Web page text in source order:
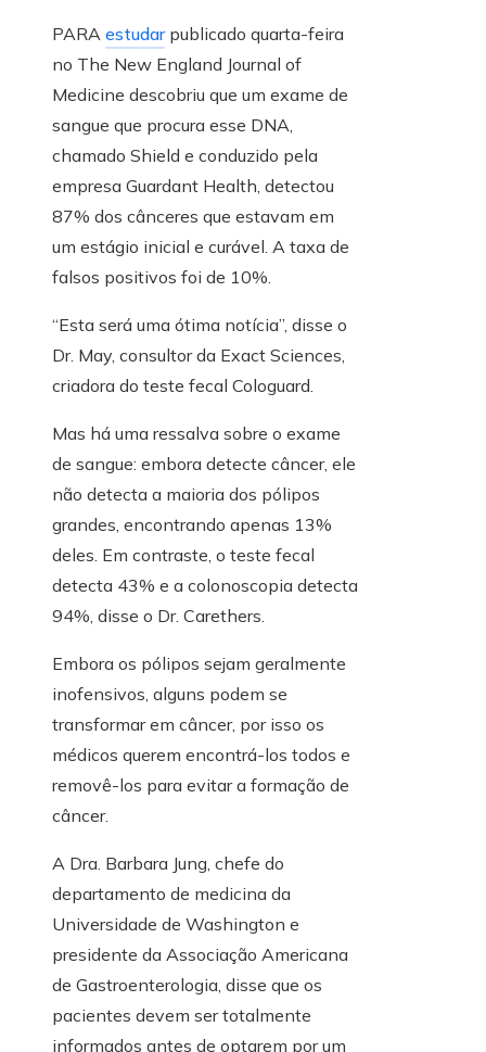
PARA estudarpublicado quarta-feira
no The New England Journal of
Medicine descobriu que um exame de
sangue que procura esse DNA,
chamado Shield e conduzido pela
empresa Guardant Health, detectou
87% dos cânceres que estavam em
um estágio inicial e curável. A taxa de
falsos positivos foi de 10%.
“Esta será uma ótima notícia”, disse o
Dr. May, consultor da Exact Sciences,
criadora do teste fecal Cologuard.
Mas há uma ressalva sobre o exame
de sangue: embora detecte câncer, ele
não detecta a maioria dos pólipos
grandes, encontrando apenas 13%
deles. Em contraste, o teste fecal
detecta 43% e a colonoscopia detecta
94%, disse o Dr. Carethers.
Embora os pólipos sejam geralmente
inofensivos, alguns podem se
transformar em câncer, por isso os
médicos querem encontrá-los todos e
removê-los para evitar a formação de
câncer.
A Dra. Barbara Jung, chefe do
departamento de medicina da
Universidade de Washington e
presidente da Associação Americana
de Gastroenterologia, disse que os
pacientes devem ser totalmente
informados antes de optarem por um